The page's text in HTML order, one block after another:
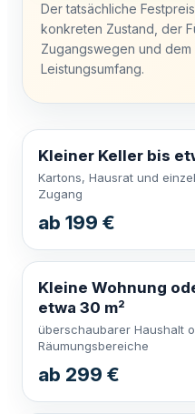
Der tatsächliche
konkreten Zustand, der
Zugangswegen und
Leistungsumfang.
Kleiner Keller bis
Kartons, Hausrat und
Zugang
ab 199 €
Kleine Wohnung
etwa 30 m²
überschaubarer Haushalt
Räumungsbereiche
ab 299 €